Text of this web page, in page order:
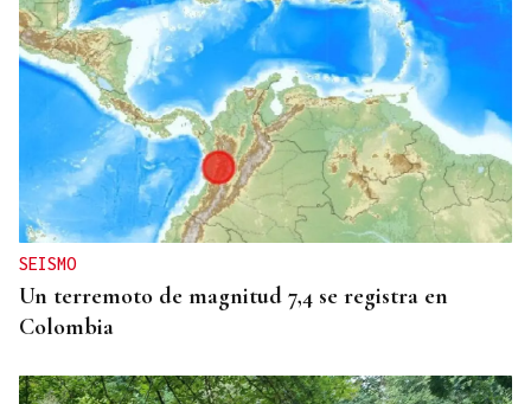
SEISMO
Un terremoto de magnitud 7,4 se registra en
Colombia